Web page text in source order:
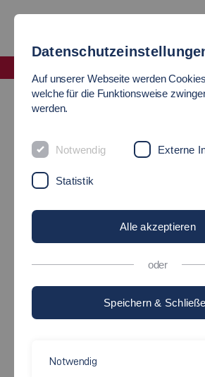
Outgoing Studierende
OUTGOINGS
Auslandssemester
Theoriesemester
Partnerhochschulen
Auf unserer Webseite werden
welche für die Funktionsweise
werden.
Notwendig Externe
Statistik
Alle akzeptieren
oder
Speichern &
Notwendig